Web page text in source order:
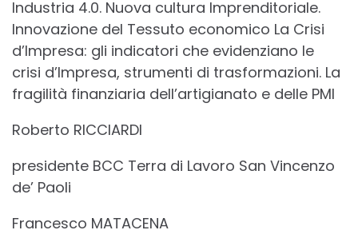
Industria 4.0. Nuova cultura Imprenditoriale.
Innovazione del Tessuto economico La Crisi
d’Impresa: gli indicatori che evidenziano le
crisi d’Impresa, strumenti di trasformazioni. La
fragilità finanziaria dell’artigianato e delle PMI
Roberto RICCIARDI
presidente BCC Terra di Lavoro San Vincenzo
de’ Paoli
Francesco MATACENA